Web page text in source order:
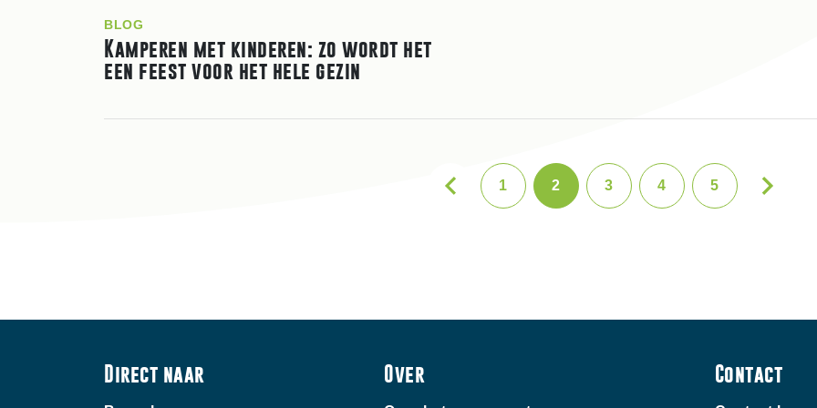
BLOG
Kamperen met kinderen: zo wordt het
een feest voor het hele gezin
1 2 3 4 5
Direct naar Over Contact